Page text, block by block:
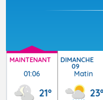
MAINTENANT
01:06
21°
DIMANCHE
09
Matin
23°